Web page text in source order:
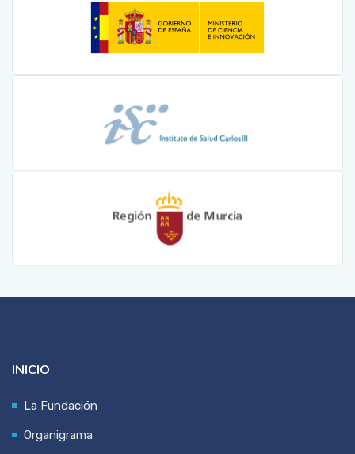
INICIO
La Fundación
Organigrama